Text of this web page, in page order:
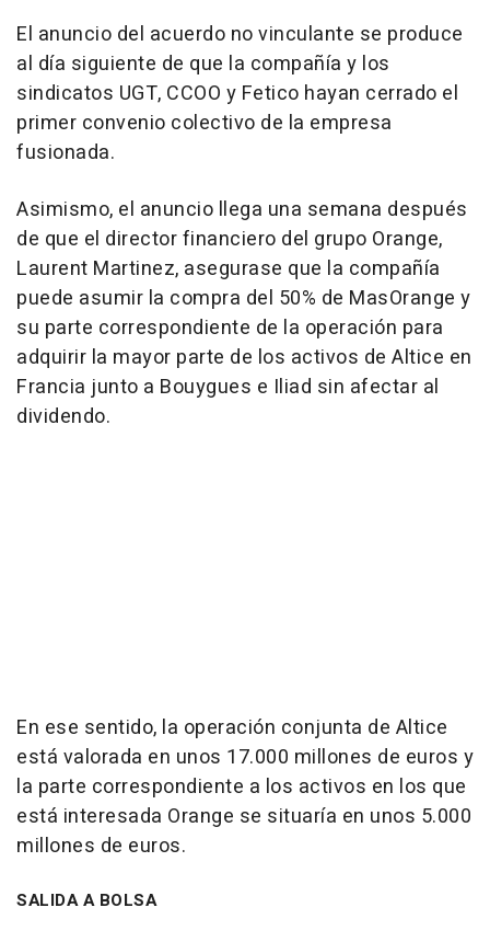
El anuncio del acuerdo no vinculante se produce
al día siguiente de que la compañía y los
sindicatos UGT, CCOO y Fetico hayan cerrado el
primer convenio colectivo de la empresa
fusionada.
Asimismo, el anuncio llega una semana después
de que el director financiero del grupo Orange,
Laurent Martinez, asegurase que la compañía
puede asumir la compra del 50% de MasOrange y
su parte correspondiente de la operación para
adquirir la mayor parte de los activos de Altice en
Francia junto a Bouygues e Iliad sin afectar al
dividendo.
En ese sentido, la operación conjunta de Altice
está valorada en unos 17.000 millones de euros y
la parte correspondiente a los activos en los que
está interesada Orange se situaría en unos 5.000
millones de euros.
SALIDA A BOLSA